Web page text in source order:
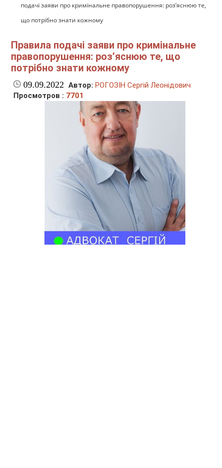
подачі заяви про кримінальне правопорушення: роз’яснюю те,
що потрібно знати кожному
Правила подачі заяви про кримінальне
правопорушення: роз’яснюю те, що
потрібно знати кожному
09.09.2022 Автор: РОГОЗІН Сергій Леонідович
Просмотров : 7701